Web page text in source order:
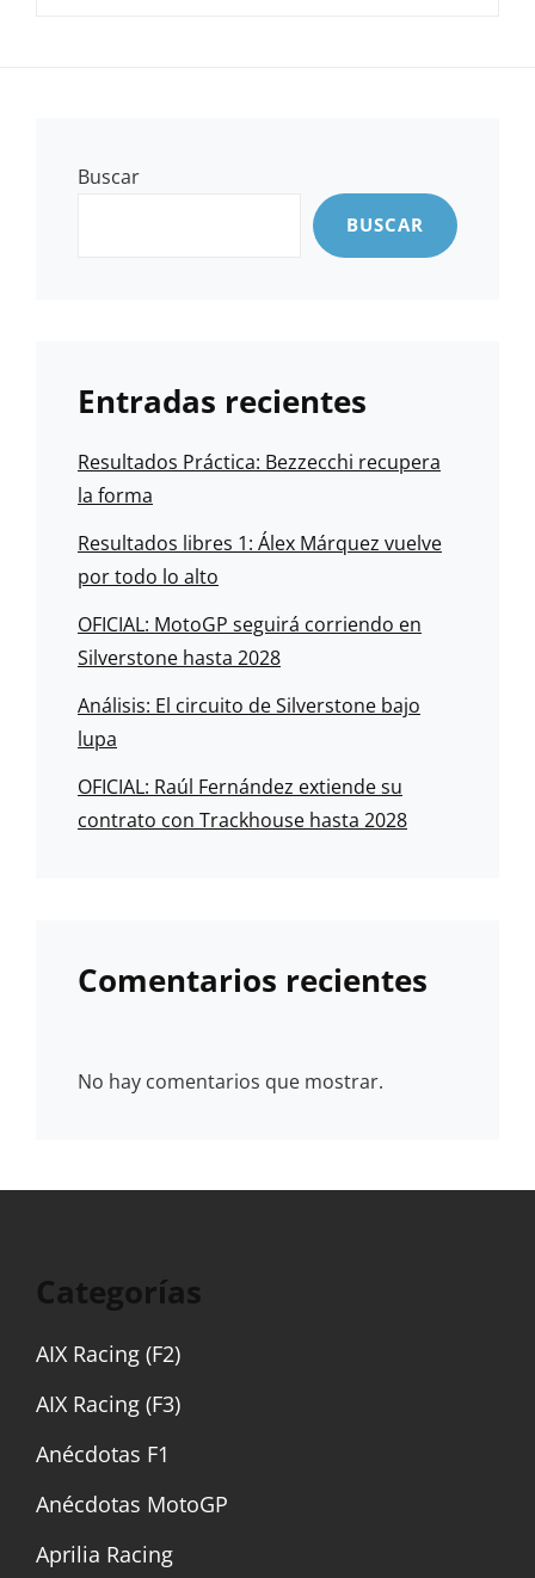
Buscar
BUSCAR
Entradas recientes
Resultados Práctica: Bezzecchi recupera
la forma
Resultados libres 1: Álex Márquez vuelve
por todo lo alto
OFICIAL: MotoGP seguirá corriendo en
Silverstone hasta 2028
Análisis: El circuito de Silverstone bajo
lupa
OFICIAL: Raúl Fernández extiende su
contrato con Trackhouse hasta 2028
Comentarios recientes
No hay comentarios que mostrar.
Categorías
AIX Racing (F2)
AIX Racing (F3)
Anécdotas F1
Anécdotas MotoGP
Aprilia Racing